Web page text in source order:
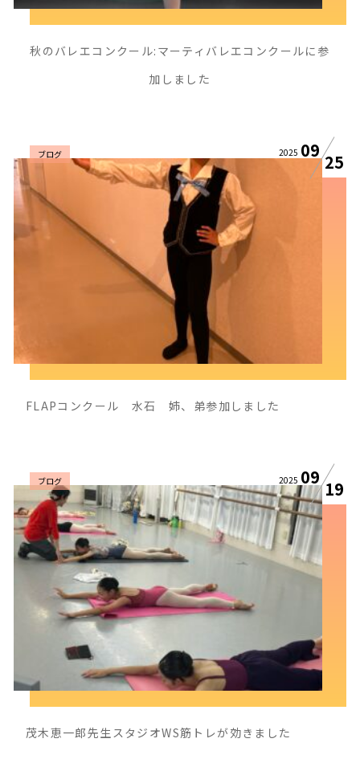
秋のバレエコンクール:マーティバレエコンクールに参
加しました
ブログ 2025 09
25
FLAPコンクール 水石 姉、弟参加しました
ブログ 2025 09
19
茂木恵一郎先生スタジオWS筋トレが効きました